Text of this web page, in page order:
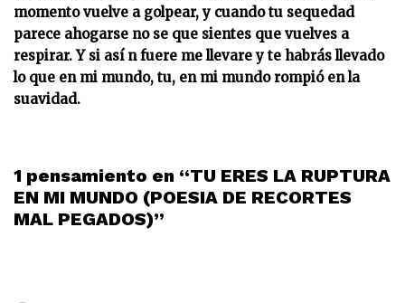
momento vuelve a golpear, y cuando tu sequedad
parece ahogarse no se que sientes que vuelves a
respirar. Y si así n fuere me llevare y te habrás llevado
lo que en mi mundo, tu, en mi mundo rompió en la
suavidad.
1 pensamiento en “TU ERES LA RUPTURA
EN MI MUNDO (POESIA DE RECORTES
MAL PEGADOS)”